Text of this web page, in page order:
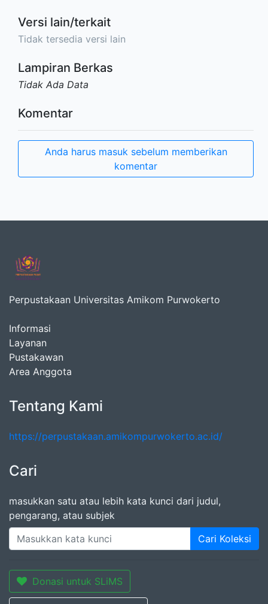
Versi lain/terkait
Tidak tersedia versi lain
Lampiran Berkas
Tidak Ada Data
Komentar
Anda harus masuk sebelum memberikan
komentar
Perpustakaan Universitas Amikom Purwokerto
Informasi
Layanan
Pustakawan
Area Anggota
Tentang Kami
https://perpustakaan.amikompurwokerto.ac.id/
Cari
masukkan satu atau lebih kata kunci dari judul,
pengarang, atau subjek
Cari Koleksi
Donasi untuk SLiMS